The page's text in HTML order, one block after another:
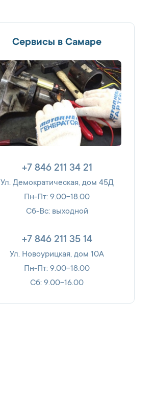
Сервисы в Самаре
+7 846 211 34 21
Ул. Демократическая, дом 45Д
Пн-Пт: 9.00-18.00
Сб-Вс: выходной
+7 846 211 35 14
Ул. Новоурицкая, дом 10А
Пн-Пт: 9.00-18.00
Сб: 9.00-16.00